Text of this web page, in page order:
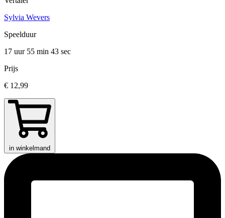
Sylvia Wevers
Speelduur
17 uur 55 min 43 sec
Prijs
€ 12,99
in winkelmand